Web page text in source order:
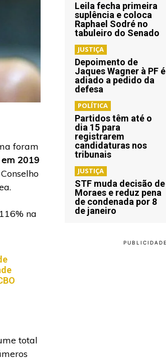
foram
2019
na
total
Leila fecha primeira
suplência e coloca
Raphael Sodré no
tabuleiro do Senado
JUSTIÇA
Depoimento de
Jaques Wagner à PF é
adiado a pedido da
defesa
POLÍTICA
Partidos têm até o
dia 15 para
registrarem
candidaturas nos
tribunais
JUSTIÇA
STF muda decisão de
Moraes e reduz pena
de condenada por 8
de janeiro